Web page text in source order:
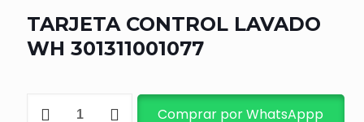
TARJETA CONTROL LAVADO
WH 301311001077
CONTROL
Comprar por WhatsAppp